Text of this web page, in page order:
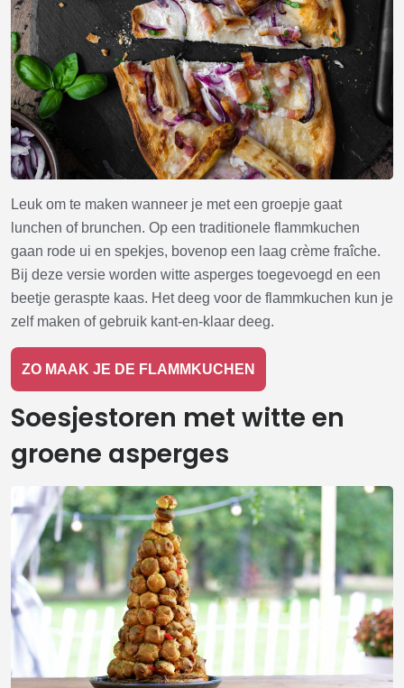
Leuk om te maken wanneer je met een groepje gaat
lunchen of brunchen. Op een traditionele flammkuchen
gaan rode ui en spekjes, bovenop een laag crème fraîche.
Bij deze versie worden witte asperges toegevoegd en een
beetje geraspte kaas. Het deeg voor de flammkuchen kun je
zelf maken of gebruik kant-en-klaar deeg.
ZO MAAK JE DE FLAMMKUCHEN
Soesjestoren met witte en
groene asperges